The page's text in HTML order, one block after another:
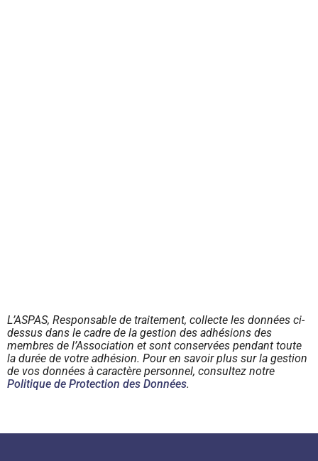
L’ASPAS, Responsable de traitement, collecte les données ci-
dessus dans le cadre de la gestion des adhésions des
membres de l’Association et sont conservées pendant toute
la durée de votre adhésion. Pour en savoir plus sur la gestion
de vos données à caractère personnel, consultez notre
Politique de Protection des Données.